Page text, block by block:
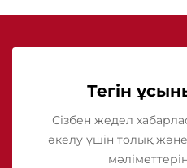
Тегін
Сізбен жедел
әкелу үшін толық